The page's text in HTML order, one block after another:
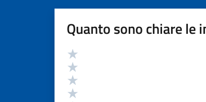
Quanto sono chiare le
Valutazione